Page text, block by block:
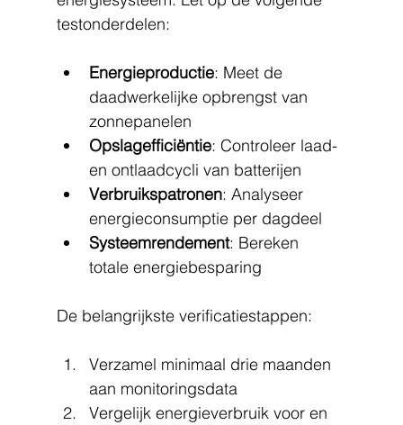
testonderdelen:
Energieproductie: Meet de
daadwerkelijke opbrengst van
zonnepanelen
Opslagefficiëntie: Controleer laad-
en ontlaadcycli van batterijen
Verbruikspatronen: Analyseer
energieconsumptie per dagdeel
Systeemrendement: Bereken
totale energiebesparing
De belangrijkste verificatiestappen:
Verzamel minimaal drie maanden
aan monitoringsdata
Vergelijk energieverbruik voor en